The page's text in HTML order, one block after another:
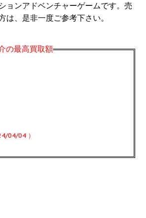
ョンアドベンチャーゲームです。売
は、是非一度ご参考下さい。
の最高買取額
04/04 ）